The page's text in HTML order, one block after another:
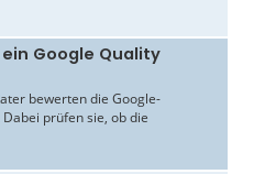
Google Quality
bewerten die Google-
prüfen sie, ob die